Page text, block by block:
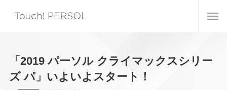
「2019 パーソル クライマックスシリー
ズ パ」いよいよスタート！